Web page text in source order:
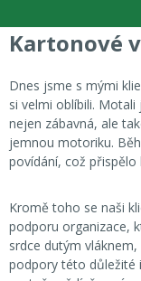
Kartonové
Dnes jsme s mými
si velmi oblíbili.
nejen zábavná, ale
jemnou motoriku.
povídání, což
Kromě toho se naši
podporu organizace,
srdce dutým
podpory této důležité